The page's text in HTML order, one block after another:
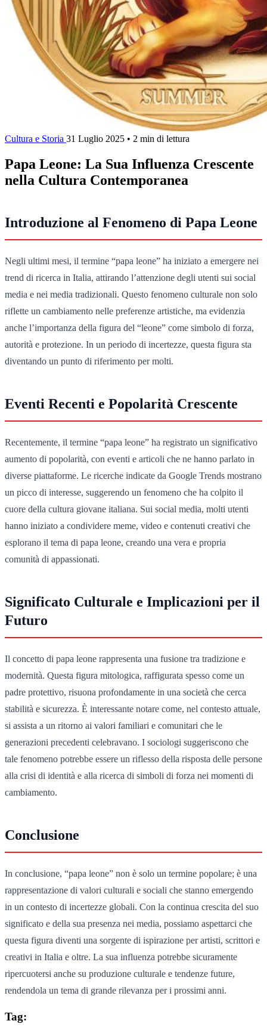
Cultura e Storia 31 Luglio 2025 • 2 min di lettura
Papa Leone: La Sua Influenza Crescente
nella Cultura Contemporanea
Introduzione al Fenomeno di Papa Leone
Negli ultimi mesi, il termine “papa leone” ha iniziato a emergere nei
trend di ricerca in Italia, attirando l’attenzione degli utenti sui social
media e nei media tradizionali. Questo fenomeno culturale non solo
riflette un cambiamento nelle preferenze artistiche, ma evidenzia
anche l’importanza della figura del “leone” come simbolo di forza,
autorità e protezione. In un periodo di incertezze, questa figura sta
diventando un punto di riferimento per molti.
Eventi Recenti e Popolarità Crescente
Recentemente, il termine “papa leone” ha registrato un significativo
aumento di popolarità, con eventi e articoli che ne hanno parlato in
diverse piattaforme. Le ricerche indicate da Google Trends mostrano
un picco di interesse, suggerendo un fenomeno che ha colpito il
cuore della cultura giovane italiana. Sui social media, molti utenti
hanno iniziato a condividere meme, video e contenuti creativi che
esplorano il tema di papa leone, creando una vera e propria
comunità di appassionati.
Significato Culturale e Implicazioni per il
Futuro
Il concetto di papa leone rappresenta una fusione tra tradizione e
modernità. Questa figura mitologica, raffigurata spesso come un
padre protettivo, risuona profondamente in una società che cerca
stabilità e sicurezza. È interessante notare come, nel contesto attuale,
si assista a un ritorno ai valori familiari e comunitari che le
generazioni precedenti celebravano. I sociologi suggeriscono che
tale fenomeno potrebbe essere un riflesso della risposta delle persone
alla crisi di identità e alla ricerca di simboli di forza nei momenti di
cambiamento.
Conclusione
In conclusione, “papa leone” non è solo un termine popolare; è una
rappresentazione di valori culturali e sociali che stanno emergendo
in un contesto di incertezze globali. Con la continua crescita del suo
significato e della sua presenza nei media, possiamo aspettarci che
questa figura diventi una sorgente di ispirazione per artisti, scrittori e
creativi in Italia e oltre. La sua influenza potrebbe sicuramente
ripercuotersi anche su produzione culturale e tendenze future,
rendendola un tema di grande rilevanza per i prossimi anni.
Tag: